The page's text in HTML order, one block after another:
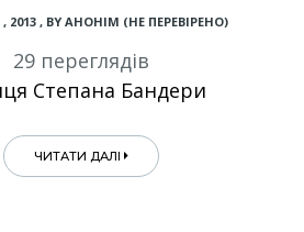
2013, BY АНОНІМ (НЕ ПЕРЕВІРЕНО)
29 переглядів
Степана Бандери
ЧИТАТИ ДАЛІ